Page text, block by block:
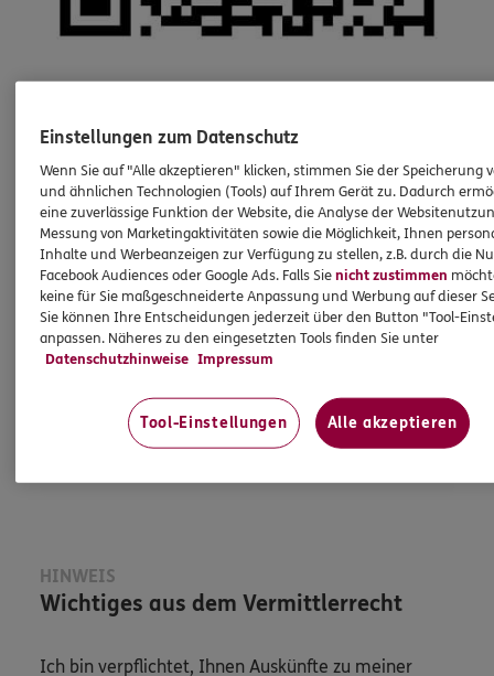
HINWEIS
Wichtiges aus dem Vermittlerrecht
Ich bin verpflichtet, Ihnen Auskünfte zu meiner
Einstellungen zum Datenschutz
Wenn Sie auf "Alle akzeptieren" klicken, stimmen Sie der Speicherung
und ähnlichen Technologien (Tools) auf Ihrem Gerät zu. Dadurch
eine zuverlässige Funktion der Website, die Analyse der
Messung von Marketingaktivitäten sowie die Möglichkeit, Ihnen
Inhalte und Werbeanzeigen zur Verfügung zu stellen, z.B. durch die
Facebook Audiences oder Google Ads. Falls Sienicht zustimmen
keine für Sie maßgeschneiderte Anpassung und Werbung auf dieser
Sie können Ihre Entscheidungen jederzeit über den Button "Tool-
anpassen. Näheres zu den eingesetzten Tools finden Sie unter
Datenschutzhinweise Impressum
Tool-Einstellungen Alle akzeptieren